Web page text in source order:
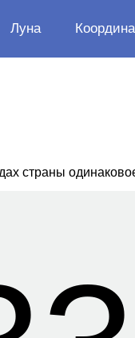
Луна
страны